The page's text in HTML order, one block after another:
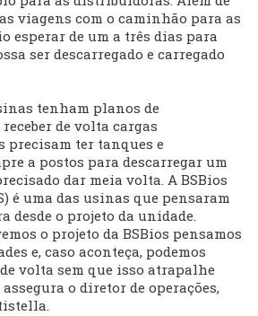
viagens com o caminhão para as
esperar de um a três dias para
ser descarregado e carregado
tenham planos de
de volta cargas
precisam ter tanques e
a postos para descarregar um
dar meia volta. A BSBios
é uma das usinas que pensaram
desde o projeto da unidade.
o projeto da BSBios pensamos
e, caso aconteça, podemos
volta sem que isso atrapalhe
assegura o diretor de operações,